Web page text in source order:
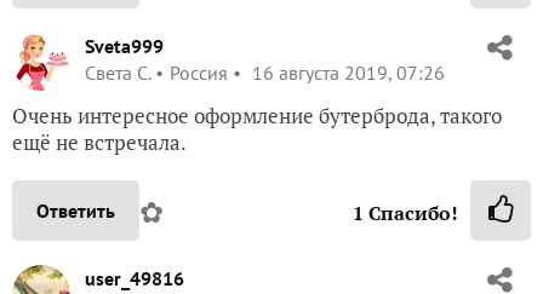
Sveta999
Света С.
Россия 16 августа 2019, 07:26
Очень интересное оформление бутерброда, такого
ещё не встречала.
Ответить ✿ 1 Спасибо!
user_49816